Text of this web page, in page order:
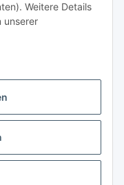
Weitere Details
unserer
masterframe GmbH